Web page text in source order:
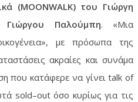
(MOONWALK) του Γιώργη
Παλούμπη. «Μια
με πρόσωπα της
ακραίες και συνάμα
που κατάφερε να γίνειtalk of
sold–outόσο κυρίως για τις